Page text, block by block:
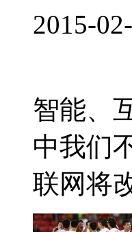
2015-
今年
智能、
中我们
联网将